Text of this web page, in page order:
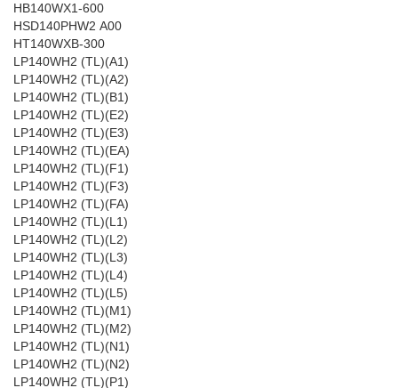
HB140WX1-600
HSD140PHW2 A00
HT140WXB-300
LP140WH2 (TL)(A1)
LP140WH2 (TL)(A2)
LP140WH2 (TL)(B1)
LP140WH2 (TL)(E2)
LP140WH2 (TL)(E3)
LP140WH2 (TL)(EA)
LP140WH2 (TL)(F1)
LP140WH2 (TL)(F3)
LP140WH2 (TL)(FA)
LP140WH2 (TL)(L1)
LP140WH2 (TL)(L2)
LP140WH2 (TL)(L3)
LP140WH2 (TL)(L4)
LP140WH2 (TL)(L5)
LP140WH2 (TL)(M1)
LP140WH2 (TL)(M2)
LP140WH2 (TL)(N1)
LP140WH2 (TL)(N2)
LP140WH2 (TL)(P1)